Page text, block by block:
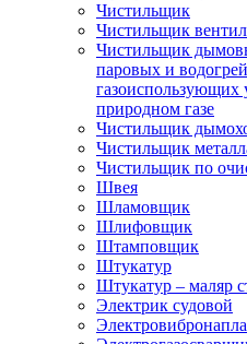
Чистильщик
Чистильщик
Чистильщик
паровых и
газоиспользующих
природном газе
Чистильщик
Чистильщик
Чистильщик по
Швея
Шламовщик
Шлифовщик
Штамповщик
Штукатур
Штукатур – маляр
Электрик судовой